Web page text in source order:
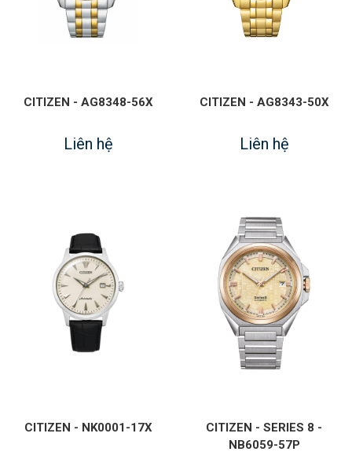
CITIZEN - AG8348-56X
Liên hệ
CITIZEN - AG8343-50X
Liên hệ
CITIZEN - NK0001-17X
CITIZEN - SERIES 8 -
NB6059-57P